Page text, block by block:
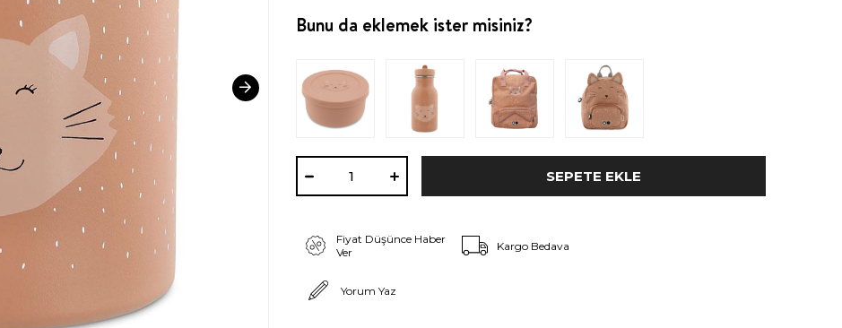
Bunu da eklemek ister misiniz?
Fiyat Düşünce Haber
Ver
Kargo Bedava
Yorum Yaz